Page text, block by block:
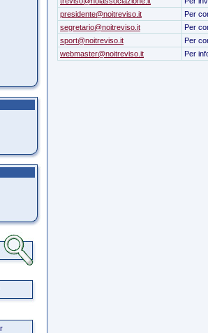
presidente@noitreviso.it
Per
segretario@noitreviso.it
Per
sport@noitreviso.it
Per
webmaster@noitreviso.it Per